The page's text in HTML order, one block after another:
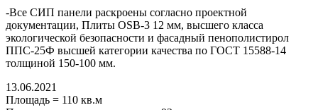
-Все СИП панели раскроены согласно проектной
документации, Плиты OSB-3 12 мм, высшего класса
экологической безопасности и фасадный пенополистирол
ППС-25Ф высшей категории качества по ГОСТ 15588-14
толщиной 150-100 мм.
13.06.2021
Площадь = 110 кв.м